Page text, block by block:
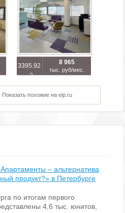
3395.92
м2
8 965
тыс. руб/мес.
Показать похожие на eip.ru
– альтернатива
продукт?» в Петербурге
по итогам первого
4,6 тыс. юнитов,